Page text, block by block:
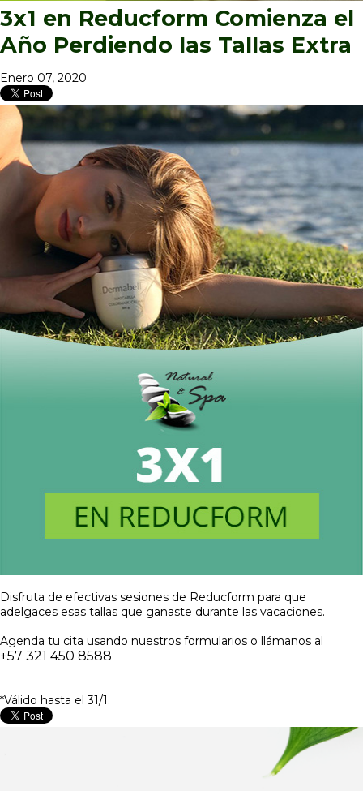
3x1 en Reducform Comienza el
Año Perdiendo las Tallas Extra
Enero 07, 2020
Disfruta de efectivas sesiones de Reducform para que
adelgaces esas tallas que ganaste durante las vacaciones.
Agenda tu cita usando nuestros formularios o llámanos al
+57 321 450 8588
*Válido hasta el 31/1.